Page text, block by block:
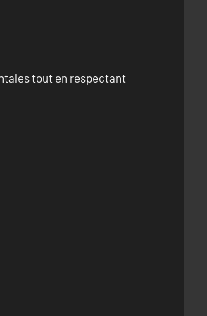
tout en respectant